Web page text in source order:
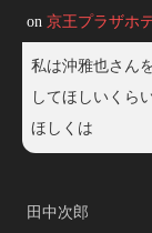
on 京王プラザホ
私は沖雅也さん
してほしいくら
ほしくは
田中次郎